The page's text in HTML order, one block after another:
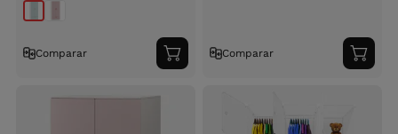
Comparar
Adicionar
ao
Comparar
ao